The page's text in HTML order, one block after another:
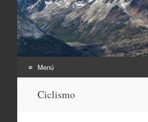
Menú
Ciclismo